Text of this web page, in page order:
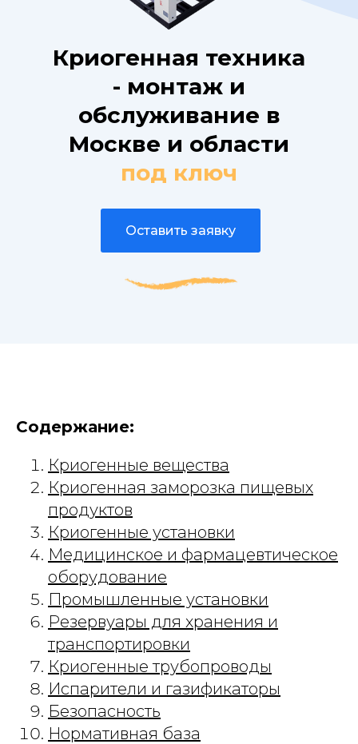
Криогенная техника
- монтаж и
обслуживание в
Москве и области
под ключ
Оставить заявку
Содержание:
Криогенные вещества
Криогенная заморозка пищевых
продуктов
Криогенные установки
Медицинское и фармацевтическое
оборудование
Промышленные установки
Резервуары для хранения и
транспортировки
Криогенные трубопроводы
Испарители и газификаторы
Безопасность
Нормативная база